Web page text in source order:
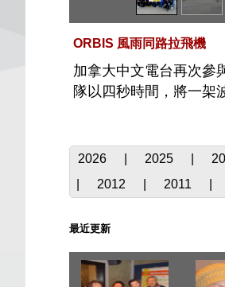
ORBIS 風雨同路拉飛機
加拿大中文電台再次參
隊以四秒時間，將一架
2026 2025
2012 2011
最近更新